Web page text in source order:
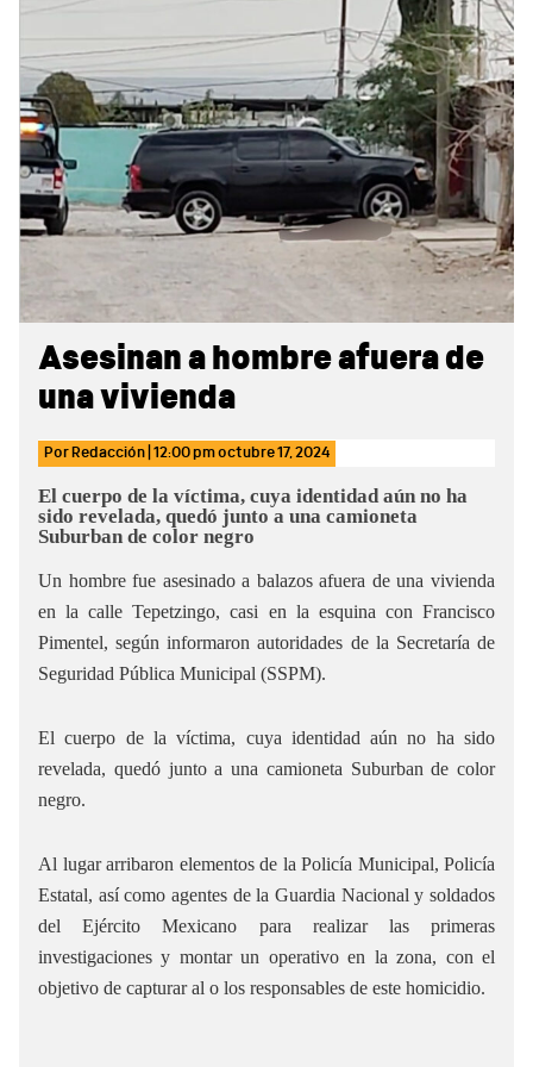
Asesinan a hombre afuera de
una vivienda
Por Redacción 12:00 pmoctubre 17, 2024
El cuerpo de la víctima, cuya identidad aún no ha
sido revelada, quedó junto a una camioneta
Suburban de color negro
Un hombre fue asesinado a balazos afuera de una vivienda
en la calle Tepetzingo, casi en la esquina con Francisco
Pimentel, según informaron autoridades de la Secretaría de
Seguridad Pública Municipal (SSPM).
El cuerpo de la víctima, cuya identidad aún no ha sido
revelada, quedó junto a una camioneta Suburban de color
negro.
Al lugar arribaron elementos de la Policía Municipal, Policía
Estatal, así como agentes de la Guardia Nacional y soldados
del Ejército Mexicano para realizar las primeras
investigaciones y montar un operativo en la zona, con el
objetivo de capturar al o los responsables de este homicidio.